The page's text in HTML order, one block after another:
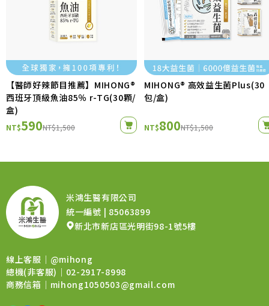
【醫師好辣節目推薦】MIHONG®
西班牙頂級魚油85％ r-TG(30顆/
盒)
NT$590NT$1,500
MIHONG® 高效益生菌Plus(30
包/盒)
NT$800NT$1,500
線上客服｜ @mihong
總機(非客服)｜02-2917-8998
商務信箱｜ mihong1050503@gmail.com
米鴻生醫有限公司
統一編號 | 85063899
新北市新店區光明街98-1號5樓